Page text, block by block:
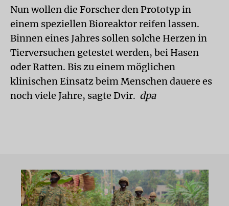
Nun wollen die Forscher den Prototyp in
einem speziellen Bioreaktor reifen lassen.
Binnen eines Jahres sollen solche Herzen in
Tierversuchen getestet werden, bei Hasen
oder Ratten. Bis zu einem möglichen
klinischen Einsatz beim Menschen dauere es
noch viele Jahre, sagte Dvir. dpa